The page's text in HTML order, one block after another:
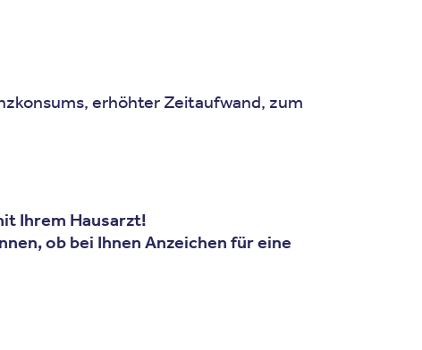
erhöhter Zeitaufwand, zum
Ihrem Hausarzt!
ob bei Ihnen Anzeichen für eine